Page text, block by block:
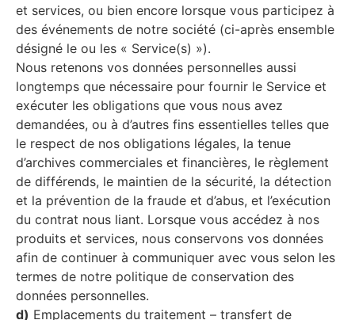
et services, ou bien encore lorsque vous participez à
des événements de notre société (ci-après ensemble
désigné le ou les « Service(s) »).
Nous retenons vos données personnelles aussi
longtemps que nécessaire pour fournir le Service et
exécuter les obligations que vous nous avez
demandées, ou à d’autres fins essentielles telles que
le respect de nos obligations légales, la tenue
d’archives commerciales et financières, le règlement
de différends, le maintien de la sécurité, la détection
et la prévention de la fraude et d’abus, et l’exécution
du contrat nous liant. Lorsque vous accédez à nos
produits et services, nous conservons vos données
afin de continuer à communiquer avec vous selon les
termes de notre politique de conservation des
données personnelles.
d) Emplacements du traitement – transfert de